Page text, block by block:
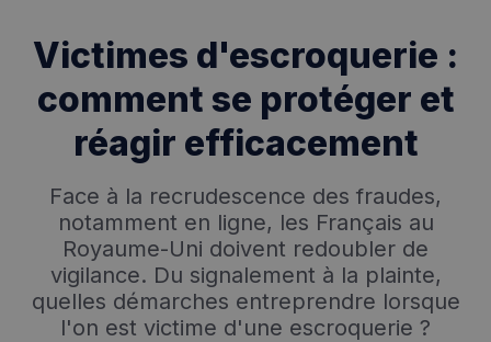
Rechercher dans Français à Londres - Magazine
Victimes d'escroquerie :
comment se protéger et
réagir efficacement
Face à la recrudescence des fraudes,
notamment en ligne, les Français au
Royaume-Uni doivent redoubler de
vigilance. Du signalement à la plainte,
quelles démarches entreprendre lorsque
l'on est victime d'une escroquerie ?